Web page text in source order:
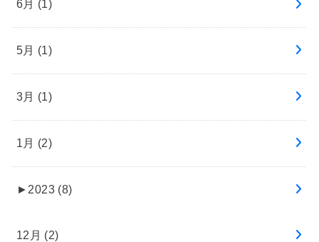
6月 (1)
5月 (1)
3月 (1)
1月 (2)
► 2023 (8)
12月 (2)